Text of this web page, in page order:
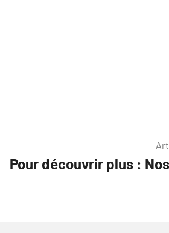
Pour découvrir plus :